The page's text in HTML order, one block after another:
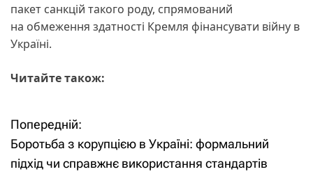
пакет санкцій такого роду, спрямований
на обмеження здатності Кремля фінансувати війну в
Україні.
Читайте також:
Н
а
Попередній:
Боротьба з корупцією в Україні: формальний
підхід чи справжнє використання стандартів